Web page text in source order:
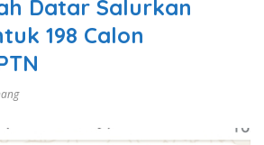
Datar Salurkan
198 Calon